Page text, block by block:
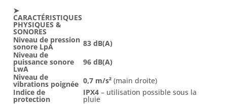
➤
CARACTÉRISTIQUES
PHYSIQUES &
SONORES
Niveau de pression
sonore LpA
83 dB(A)
Niveau de
puissance sonore
LwA
96 dB(A)
Niveau de
vibrations poignée 0,7 m/s² (main droite)
Indice de
protection
IPX4 – utilisation possible sous la
pluie